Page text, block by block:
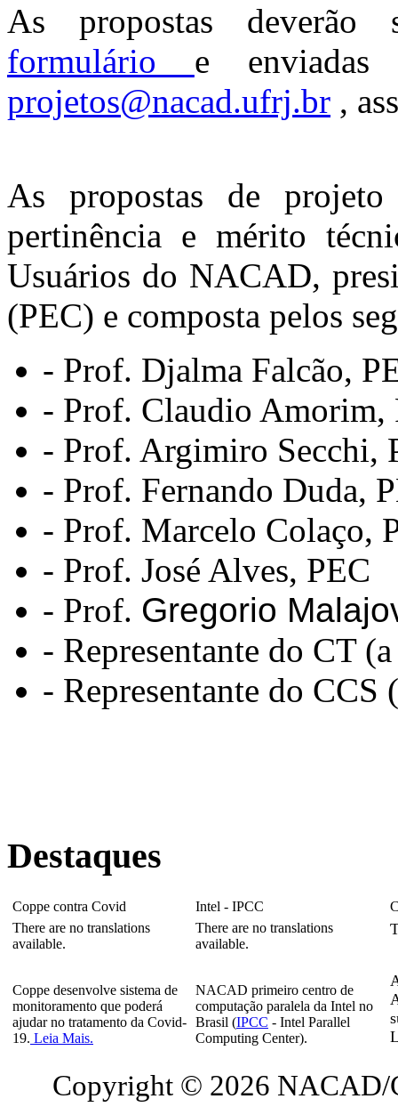
As propostas deverão
formulário
e enviadas
projetos@nacad.ufrj.br ,
As propostas de
pertinência e mérito
Usuários do NACAD,
(PEC) e composta pelos
- Prof. Djalma Falcão,
- Prof. Claudio Amorim,
- Prof. Argimiro Secchi,
- Prof. Fernando Duda,
- Prof. Marcelo Colaço,
- Prof. José Alves, PEC
- Prof. Gregorio
- Representante do CT
- Representante do CCS
Destaques
Coppe contra Covid
There are no translations
available.
Coppe desenvolve sistema de
monitoramento que poderá
ajudar no tratamento da Covid-
19. Leia Mais.
Intel - IPCC
There are no translations
available.
NACAD primeiro centro de
computação paralela da Intel no
Brasil (IPCC - Intel Parallel
Computing Center).
Copyright © 2026 NACAD/